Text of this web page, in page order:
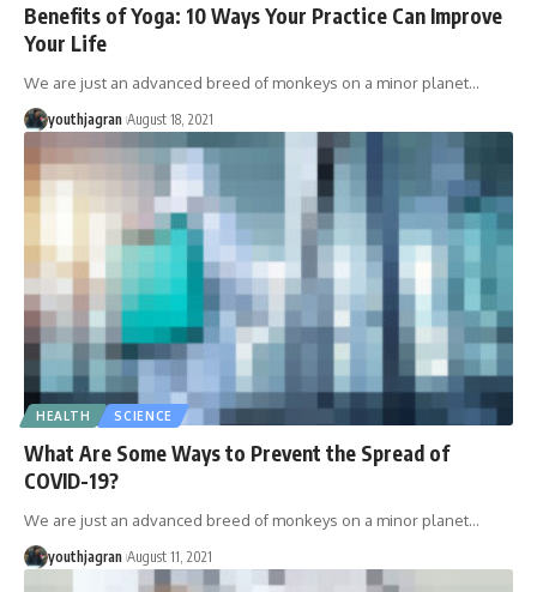
Benefits of Yoga: 10 Ways Your Practice Can Improve
Your Life
We are just an advanced breed of monkeys on a minor planet…
youthjagran August 18, 2021
HEALTH SCIENCE
What Are Some Ways to Prevent the Spread of
COVID-19?
We are just an advanced breed of monkeys on a minor planet…
youthjagran August 11, 2021